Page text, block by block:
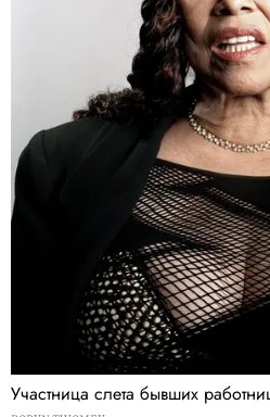
Участница слета бывших